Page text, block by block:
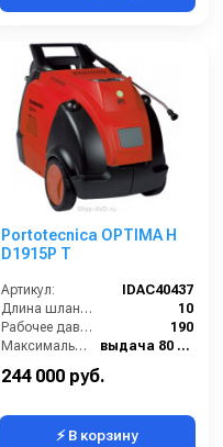
Portotecnica OPTIMA H
D1915P T
Артикул:
IDAC40437
Длина шланга ВД (м):
10
Рабочее давление (бар):
190
Максимальная температура воды (°C):
выдача 80 / паровая ступень 140
244 000 руб.
⚡ В корзину